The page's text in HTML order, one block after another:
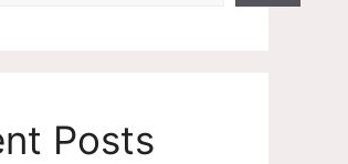
Posts